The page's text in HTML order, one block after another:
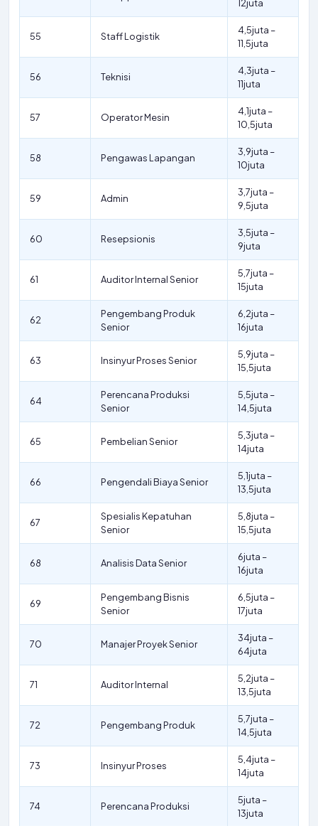
12juta
55 Staff Logistik
4,5juta –
11,5juta
56 Teknisi
4,3juta –
11juta
57 Operator Mesin
4,1juta –
10,5juta
58 Pengawas Lapangan
3,9juta –
10juta
59 Admin
3,7juta –
9,5juta
60 Resepsionis
3,5juta –
9juta
61 Auditor Internal Senior
5,7juta –
15juta
62
Pengembang Produk
Senior
6,2juta –
16juta
63 Insinyur Proses Senior
5,9juta –
15,5juta
64
Perencana Produksi
Senior
5,5juta –
14,5juta
65 Pembelian Senior
5,3juta –
14juta
66 Pengendali Biaya Senior
5,1juta –
13,5juta
67
Spesialis Kepatuhan
Senior
5,8juta –
15,5juta
68 Analisis Data Senior
6juta –
16juta
69
Pengembang Bisnis
Senior
6,5juta –
17juta
70 Manajer Proyek Senior
34juta –
64juta
71 Auditor Internal
5,2juta –
13,5juta
72 Pengembang Produk
5,7juta –
14,5juta
73 Insinyur Proses
5,4juta –
14juta
74 Perencana Produksi
5juta –
13juta